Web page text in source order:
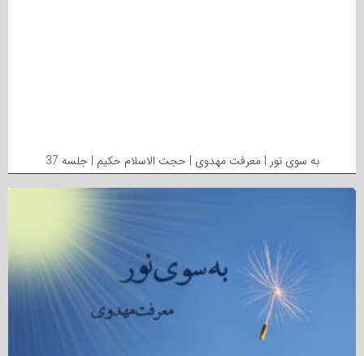
به سوی نور | معرفت مهدوی | حجت الاسلام حکیم | جلسه 37